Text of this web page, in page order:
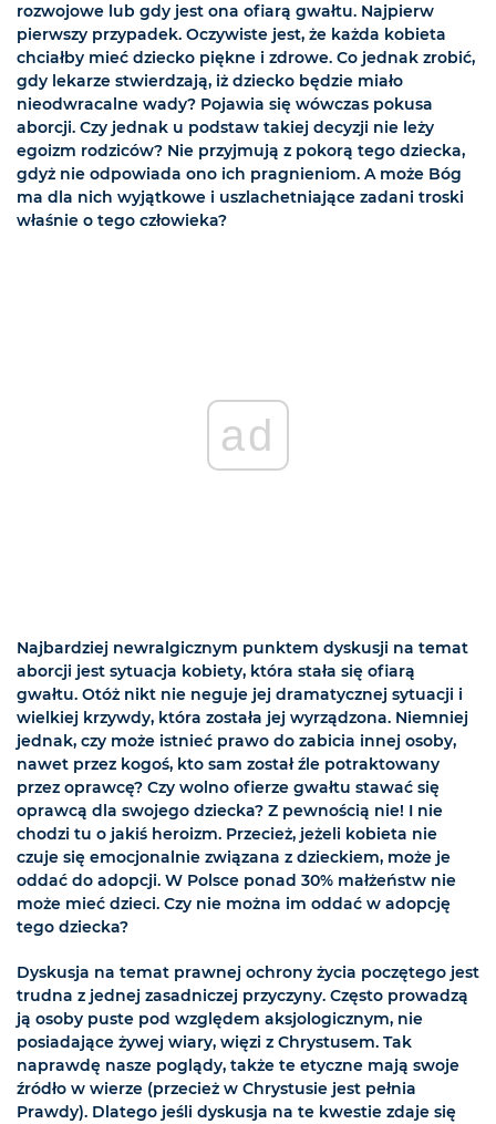
rozwojowe lub gdy jest ona ofiarą gwałtu. Najpierw
pierwszy przypadek. Oczywiste jest, że każda kobieta
chciałby mieć dziecko piękne i zdrowe. Co jednak zrobić,
gdy lekarze stwierdzają, iż dziecko będzie miało
nieodwracalne wady? Pojawia się wówczas pokusa
aborcji. Czy jednak u podstaw takiej decyzji nie leży
egoizm rodziców? Nie przyjmują z pokorą tego dziecka,
gdyż nie odpowiada ono ich pragnieniom. A może Bóg
ma dla nich wyjątkowe i uszlachetniające zadani troski
właśnie o tego człowieka?
ad
Najbardziej newralgicznym punktem dyskusji na temat
aborcji jest sytuacja kobiety, która stała się ofiarą
gwałtu. Otóż nikt nie neguje jej dramatycznej sytuacji i
wielkiej krzywdy, która została jej wyrządzona. Niemniej
jednak, czy może istnieć prawo do zabicia innej osoby,
nawet przez kogoś, kto sam został źle potraktowany
przez oprawcę? Czy wolno ofierze gwałtu stawać się
oprawcą dla swojego dziecka? Z pewnością nie! I nie
chodzi tu o jakiś heroizm. Przecież, jeżeli kobieta nie
czuje się emocjonalnie związana z dzieckiem, może je
oddać do adopcji. W Polsce ponad 30% małżeństw nie
może mieć dzieci. Czy nie można im oddać w adopcję
tego dziecka?
Dyskusja na temat prawnej ochrony życia poczętego jest
trudna z jednej zasadniczej przyczyny. Często prowadzą
ją osoby puste pod względem aksjologicznym, nie
posiadające żywej wiary, więzi z Chrystusem. Tak
naprawdę nasze poglądy, także te etyczne mają swoje
źródło w wierze (przecież w Chrystusie jest pełnia
Prawdy). Dlatego jeśli dyskusja na te kwestie zdaje się